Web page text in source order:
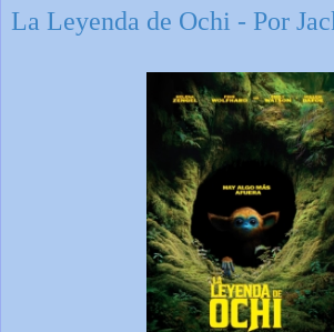
La Leyenda de Ochi - Por